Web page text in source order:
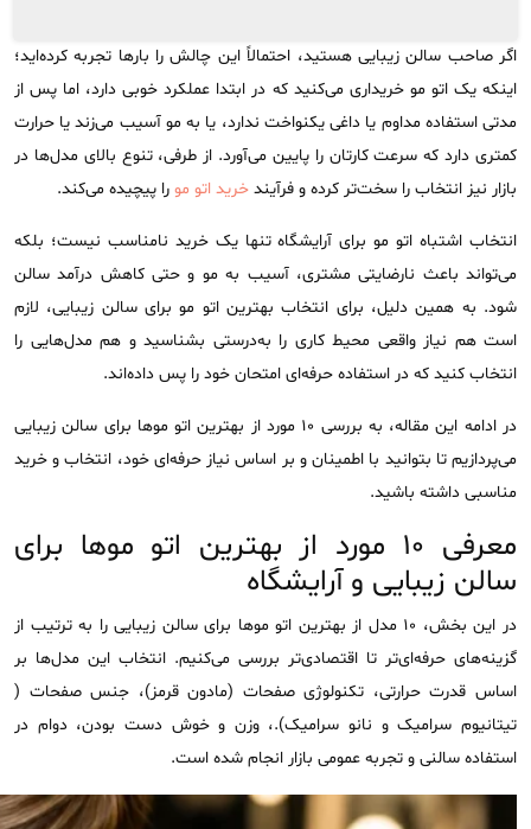
اگر صاحب سالن زیبایی هستید، احتمالاً این چالش را بارها تجربه کرده‌اید؛
اینکه یک اتو مو خریداری می‌کنید که در ابتدا عملکرد خوبی دارد، اما پس از
مدتی استفاده مداوم یا داغی یکنواخت ندارد، یا به مو آسیب می‌زند یا حرارت
کمتری دارد که سرعت کارتان را پایین می‌آورد. از طرفی، تنوع بالای مدل‌ها در
بازار نیز انتخاب را سخت‌تر کرده و فرآیند خرید اتو مو را پیچیده می‌کند.
انتخاب اشتباه اتو مو برای آرایشگاه تنها یک خرید نامناسب نیست؛ بلکه
می‌تواند باعث نارضایتی مشتری، آسیب به مو و حتی کاهش درآمد سالن
شود. به همین دلیل، برای انتخاب بهترین اتو مو برای سالن زیبایی، لازم
است هم نیاز واقعی محیط کاری را به‌درستی بشناسید و هم مدل‌هایی را
انتخاب کنید که در استفاده حرفه‌ای امتحان خود را پس داده‌اند.
در ادامه این مقاله، به بررسی ۱۰ مورد از بهترین اتو موها برای سالن زیبایی
می‌پردازیم تا بتوانید با اطمینان و بر اساس نیاز حرفه‌ای خود، انتخاب و خرید
مناسبی داشته باشید.
معرفی 10 مورد از بهترین اتو موها برای
سالن زیبایی و آرایشگاه
در این بخش، ۱۰ مدل از بهترین اتو موها برای سالن زیبایی را به ترتیب از
گزینه‌های حرفه‌ای‌تر تا اقتصادی‌تر بررسی می‌کنیم. انتخاب این مدل‌ها بر
اساس قدرت حرارتی، تکنولوژی صفحات (مادون قرمز)، جنس صفحات (
تیتانیوم سرامیک و نانو سرامیک).، وزن و خوش دست بودن، دوام در
استفاده سالنی و تجربه عمومی بازار انجام شده است.